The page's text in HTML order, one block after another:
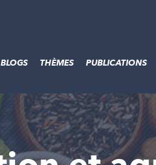
BLOGS THÈMES PUBLICATIONS